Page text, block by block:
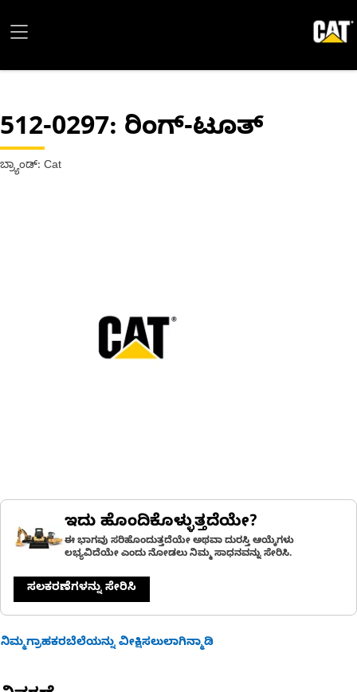
512-0297: ರಿಂಗ್-ಟೂತ್
ಬ್ರ್ಯಾಂಡ್: Cat
ಇದು ಹೊಂದಿಕೊಳ್ಳುತ್ತದೆಯೇ?
ಈ ಭಾಗವು ಸರಿಹೊಂದುತ್ತದೆಯೇ ಅಥವಾ ದುರಸ್ತಿ ಆಯ್ಕೆಗಳು
ಲಭ್ಯವಿದೆಯೇ ಎಂದು ನೋಡಲು ನಿಮ್ಮ ಸಾಧನವನ್ನು ಸೇರಿಸಿ.
ಸಲಕರಣೆಗಳನ್ನು ಸೇರಿಸಿ
ನಿಮ್ಮಗ್ರಾಹಕರಬೆಲೆಯನ್ನು ವೀಕ್ಷಿಸಲುಲಾಗಿನ್ಮಾಡಿ